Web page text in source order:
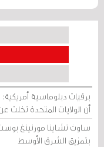
برقيات دبلوماسية أمريكية:
أن الولايات المتحدة تخلت
ساوث تشاينا مورنينغ
بتمزيق الشرق الأوسط